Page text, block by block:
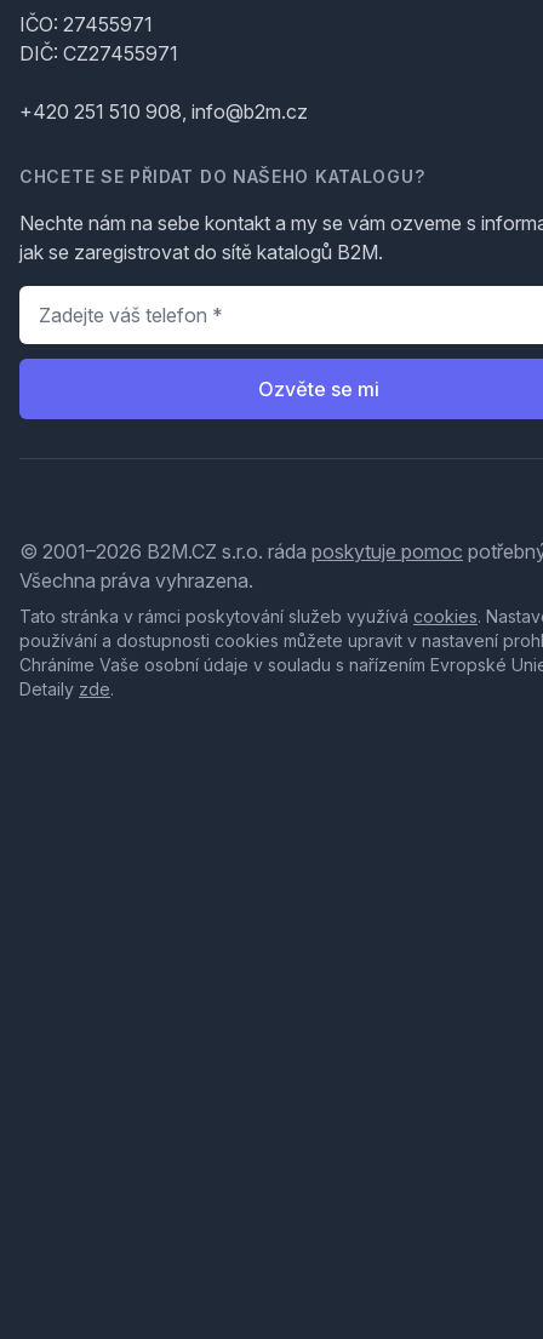
IČO: 27455971
DIČ: CZ27455971
+420 251 510 908, info@b2m.cz
CHCETE SE PŘIDAT DO NAŠEHO KATALOGU?
Nechte nám na sebe kontakt a my se vám ozveme s
jak se zaregistrovat do sítě katalogů B2M.
Telefon
Ozvěte se mi
© 2001–2026 B2M.CZ s.r.o. ráda poskytuje pomoc
Všechna práva vyhrazena.
Tato stránka v rámci poskytování služeb využívá cookies.
používání a dostupnosti cookies můžete upravit v nastavení
Chráníme Vaše osobní údaje v souladu s nařízením Evropské
Detaily zde.